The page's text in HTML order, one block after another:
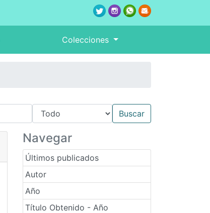
Colecciones
Navegar
Últimos publicados
Autor
Año
Título Obtenido - Año